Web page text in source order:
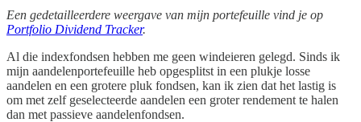
Een gedetailleerdere weergave van mijn portefeuille vind je op
Portfolio Dividend Tracker.
Al die indexfondsen hebben me geen windeieren gelegd. Sinds ik
mijn aandelenportefeuille heb opgesplitst in een plukje losse
aandelen en een grotere pluk fondsen, kan ik zien dat het lastig is
om met zelf geselecteerde aandelen een groter rendement te halen
dan met passieve aandelenfondsen.